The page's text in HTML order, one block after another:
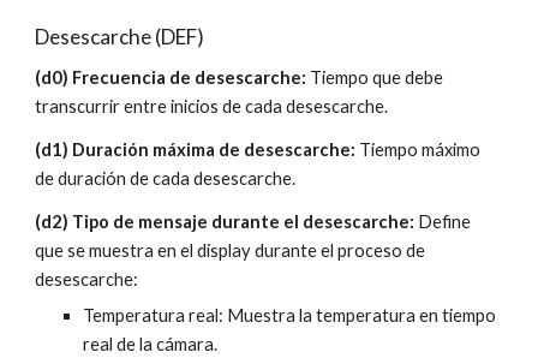
Desescarche (DEF)
(d0) Frecuencia de desescarche: Tiempo que debe
transcurrir entre inicios de cada desescarche.
(d1) Duración máxima de desescarche: Tiempo máximo
de duración de cada desescarche.
(d2) Tipo de mensaje durante el desescarche: Define
que se muestra en el display durante el proceso de
desescarche:
Temperatura real: Muestra la temperatura en tiempo
real de la cámara.